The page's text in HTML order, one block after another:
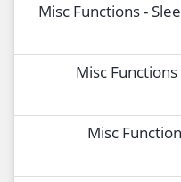
Misc Functions -
Misc
Misc